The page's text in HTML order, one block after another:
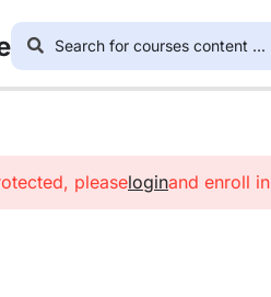
pleaseloginand enroll